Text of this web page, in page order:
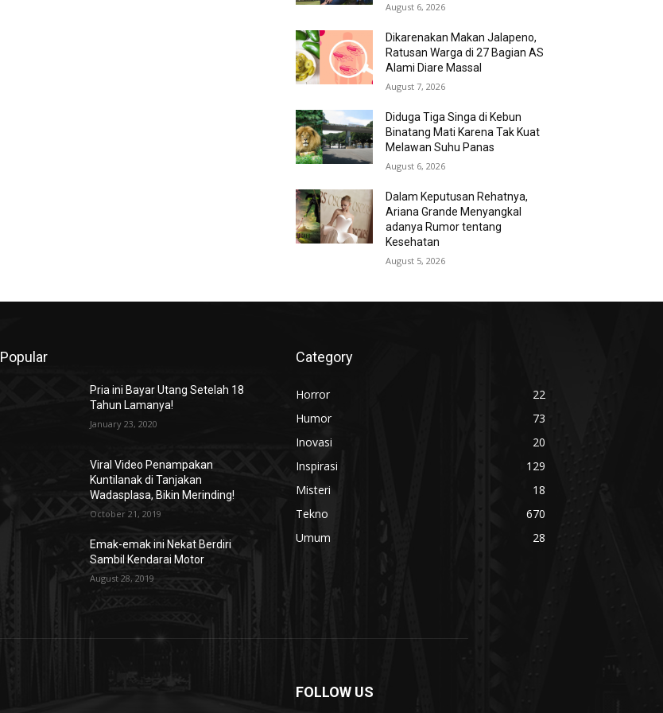
August 6, 2026
Dikarenakan Makan Jalapeno,
Ratusan Warga di 27 Bagian AS
Alami Diare Massal
August 7, 2026
Diduga Tiga Singa di Kebun
Binatang Mati Karena Tak Kuat
Melawan Suhu Panas
August 6, 2026
Dalam Keputusan Rehatnya,
Ariana Grande Menyangkal
adanya Rumor tentang
Kesehatan
August 5, 2026
Popular
Pria ini Bayar Utang Setelah 18
Tahun Lamanya!
January 23, 2020
Viral Video Penampakan
Kuntilanak di Tanjakan
Wadasplasa, Bikin Merinding!
October 21, 2019
Emak-emak ini Nekat Berdiri
Sambil Kendarai Motor
August 28, 2019
Category
Horror
22
Humor
73
Inovasi
20
Inspirasi
129
Misteri
18
Tekno
670
Umum
28
FOLLOW US